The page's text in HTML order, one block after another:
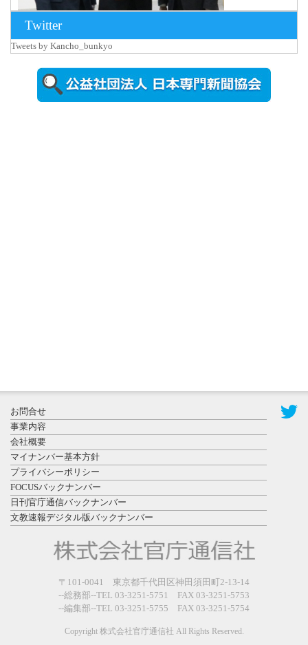
2026年8月5日
更新
農工大で大
登録有形文
化財となっ
た東北大植
物園八...
日更新
県警等と大
規模災害時
締結し...
Twitter
Tweets by Kancho_bunkyo
お問合せ
事業内容
会社概要
マイナンバー基本方針
プライバシーポリシー
FOCUSバックナンバー
日刊官庁通信バックナンバー
文教速報デジタル版バックナンバー
〒101-0041 東京都千代田区神田須田町2-13-14
--総務部--TEL 03-3251-5751 FAX 03-3251-5753
--編集部--TEL 03-3251-5755 FAX 03-3251-5754
Copyright 株式会社官庁通信社 All Rights Reserved.